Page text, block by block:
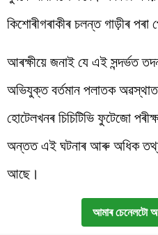
কিশোৰীগৰাকীৰ চলন্ত গাড়ীৰ পৰা
আৰক্ষীয়ে জনাই যে এই সন্দৰ্ভত
অভিযুক্ত বৰ্তমান পলাতক
হোটেলখনৰ চিচিটিভি ফুটেজো
অন্তত এই ঘটনাৰ আৰু অধিক
আছে।
আমাৰ চেনেলটো